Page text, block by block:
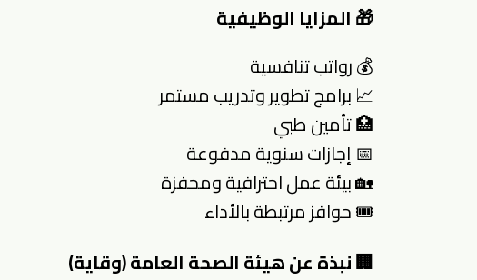
🎁 المزايا الوظيفية
💰 رواتب تنافسية
📈 برامج تطوير وتدريب مستمر
🏥 تأمين طبي
📅 إجازات سنوية مدفوعة
🏡 بيئة عمل احترافية ومحفزة
🎟 حوافز مرتبطة بالأداء
🏢 نبذة عن هيئة الصحة العامة (وقاية)